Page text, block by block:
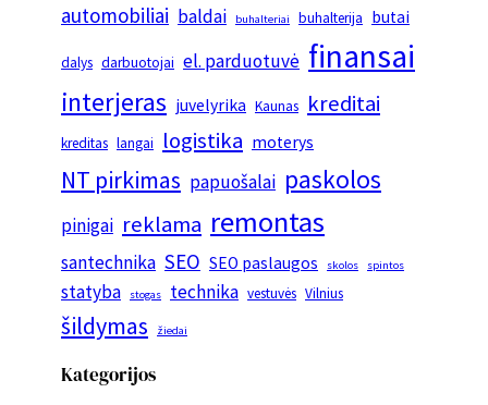
automobiliai baldai buhalteriai buhalterija butai
dalys darbuotojai el. parduotuvė finansai
interjeras juvelyrika Kaunas kreditai
kreditas langai logistika moterys
NT pirkimas papuošalai paskolos
pinigai reklama remontas
santechnika SEO SEO paslaugos skolos spintos
statyba stogas technika vestuvės Vilnius
šildymas žiedai
Kategorijos